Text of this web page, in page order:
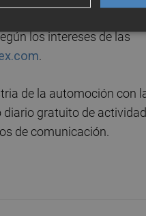
servicio con estudios
los intereses de las
.
de la automoción con
gratuito de actividad
de comunicación.